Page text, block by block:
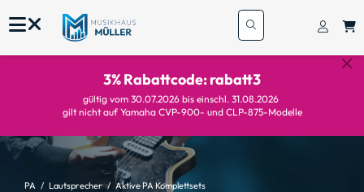
3% Rabattcode: rabatt3
gültig vom 30.07.2026 bis einschl. 31.08.2026
gilt nicht auf Yamaha CVP-900- und CLP-875-Modelle
PA Lautsprecher Aktive PA Komplettsets